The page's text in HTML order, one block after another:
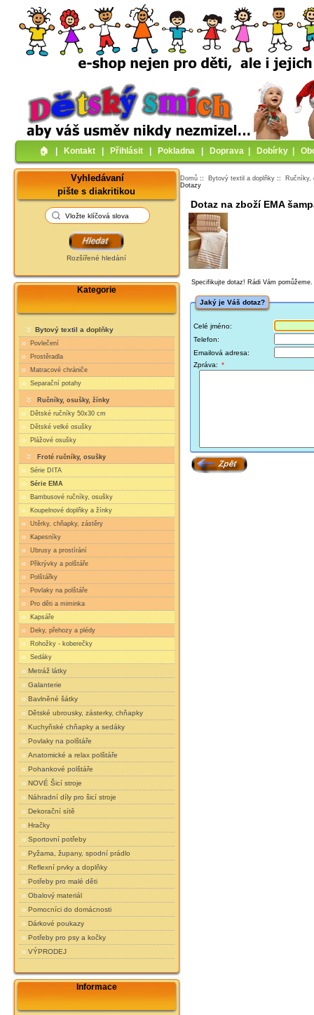
🏠︎ Kontakt Přihlásit Pokladna Doprava Dobírky
Vyhledávaní
pište s diakritikou
Rozšířené hledání
Kategorie
Bytový textil a doplňky
Povlečení
Prostěradla
Matracové chrániče
Separační potahy
Ručníky, osušky, žínky
Dětské ručníky 50x30 cm
Dětské velké osušky
Plážové osušky
Froté ručníky, osušky
Série DITA
Série EMA
Bambusové ručníky, osušky
Koupelnové doplňky a žínky
Utěrky, chňapky, zástěry
Kapesníky
Ubrusy a prostírání
Přikrývky a polštáře
Polštářky
Povlaky na polštáře
Pro děti a miminka
Kapsáře
Deky, přehozy a plédy
Rohožky - koberečky
Sedáky
Metráž látky
Galanterie
Bavlněné šátky
Dětské ubrousky, zásterky, chňapky
Kuchyňské chňapky a sedáky
Povlaky na polštáře
Anatomické a relax polštáře
Pohankové polštáře
NOVÉ Šicí stroje
Náhradní díly pro šicí stroje
Dekorační sítě
Hračky
Sportovní potřeby
Pyžama, župany, spodní prádlo
Reflexní prvky a doplňky
Potřeby pro malé děti
Obalový materiál
Pomocníci do domácnosti
Dárkové poukazy
Potřeby pro psy a kočky
VÝPRODEJ
Informace
Domů :: Bytový textil a doplňky :: Ručníky,
Dotazy
Dotaz na zboží EMA
Specifikujte dotaz! Rádi Vám pomůžeme.
Jaký je Váš dotaz?
Celé jméno:
Telefon:
Emailová adresa:
Zpráva: *